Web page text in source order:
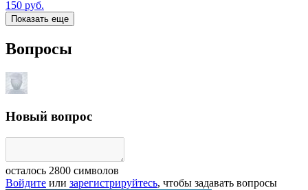
150 руб.
Показать еще
Вопросы
Новый вопрос
осталось 2800 символов
Войдите или зарегистрируйтесь, чтобы задавать вопросы